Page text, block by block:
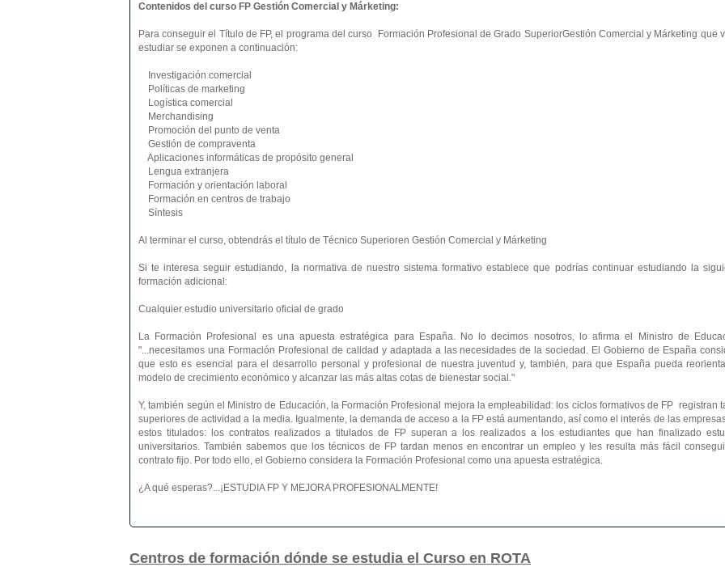
Contenidos del curso FP Gestión Comercial y Márketing:
Para conseguir el Título de FP, el programa del curso Formación Profesional de Grado SuperiorGestión Comercial y Márketing que
estudiar se exponen a continuación:
Investigación comercial
Políticas de marketing
Logística comercial
Merchandising
Promoción del punto de venta
Gestión de compraventa
Aplicaciones informáticas de propósito general
Lengua extranjera
Formación y orientación laboral
Formación en centros de trabajo
Síntesis
Al terminar el curso, obtendrás el título de Técnico Superioren Gestión Comercial y Márketing
Si te interesa seguir estudiando, la normativa de nuestro sistema formativo establece que podrías continuar estudiando la
formación adicional:
Cualquier estudio universitario oficial de grado
La Formación Profesional es una apuesta estratégica para España. No lo decimos nosotros, lo afirma el Ministro de
"...necesitamos una Formación Profesional de calidad y adaptada a las necesidades de la sociedad. El Gobierno de España
que esto es esencial para el desarrollo personal y profesional de nuestra juventud y, también, para que España pueda
modelo de crecimiento económico y alcanzar las más altas cotas de bienestar social."
Y, también según el Ministro de Educación, la Formación Profesional mejora la empleabilidad: los ciclos formativos de FP registran
superiores de actividad a la media. Igualmente, la demanda de acceso a la FP está aumentando, así como el interés de las
estos titulados: los contratos realizados a titulados de FP superan a los realizados a los estudiantes que han finalizado
universitarios. También sabemos que los técnicos de FP tardan menos en encontrar un empleo y les resulta más fácil
contrato fijo. Por todo ello, el Gobierno considera la Formación Profesional como una apuesta estratégica.
¿A qué esperas?...¡ESTUDIA FP Y MEJORA PROFESIONALMENTE!
Centros de formación dónde se estudia el Curso en ROTA